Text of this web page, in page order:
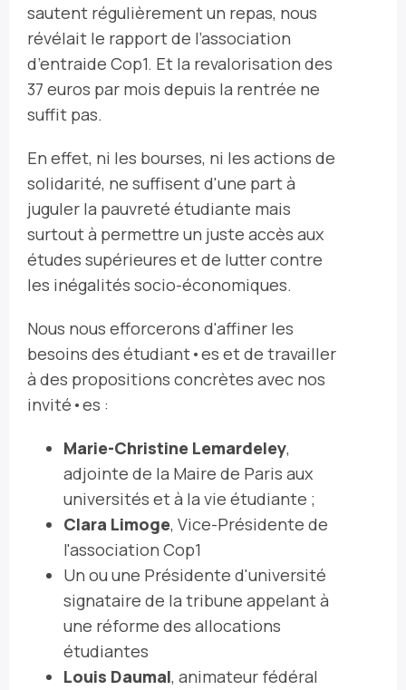
sautent régulièrement un repas, nous
révélait le rapport de l’association
d’entraide Cop1. Et la revalorisation des
37 euros par mois depuis la rentrée ne
suffit pas.
En effet, ni les bourses, ni les actions de
solidarité, ne suffisent d'une part à
juguler la pauvreté étudiante mais
surtout à permettre un juste accès aux
études supérieures et de lutter contre
les inégalités socio-économiques.
Nous nous efforcerons d'affiner les
besoins des étudiant•es et de travailler
à des propositions concrètes avec nos
invité•es :
Marie-Christine Lemardeley,
adjointe de la Maire de Paris aux
universités et à la vie étudiante ;
Clara Limoge, Vice-Présidente de
l'association Cop1
Un ou une Présidente d'université
signataire de la tribune appelant à
une réforme des allocations
étudiantes
Louis Daumal, animateur fédéral